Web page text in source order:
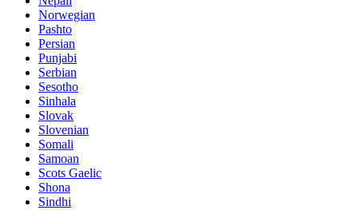
Norwegian
Pashto
Persian
Punjabi
Serbian
Sesotho
Sinhala
Slovak
Slovenian
Somali
Samoan
Scots Gaelic
Shona
Sindhi